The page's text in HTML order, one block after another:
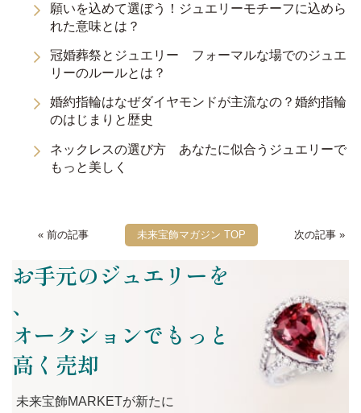
願いを込めて選ぼう！ジュエリーモチーフに込めら
れた意味とは？
冠婚葬祭とジュエリー フォーマルな場でのジュエ
リーのルールとは？
婚約指輪はなぜダイヤモンドが主流なの？婚約指輪
のはじまりと歴史
ネックレスの選び方 あなたに似合うジュエリーで
もっと美しく
« 前の記事 未来宝飾マガジン TOP 次の記事 »
お手元のジュエリーを
、
オークションでもっと
高く売却
未来宝飾MARKETが新たに